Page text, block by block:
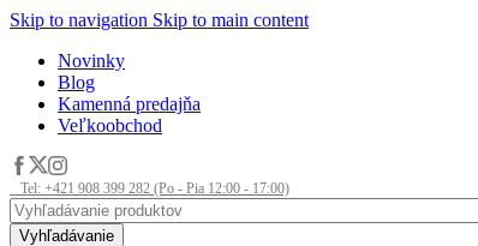
Skip to navigation Skip to main content
Novinky
Blog
Kamenná predajňa
Veľkoobchod
Tel: +421 908 399 282 (Po - Pia 12:00 - 17:00)
Vyhľadávanie